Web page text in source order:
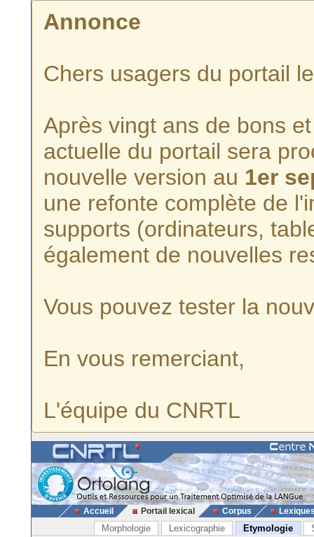
Annonce
Chers usagers du portail
Après vingt ans de bons
actuelle du portail sera
nouvelle version au 1er
une refonte complète de
supports (ordinateurs,
également de nouvelles
Vous pouvez tester la
En vous remerciant,
L'équipe du CNRTL
Accueil Portail lexical Corpus
Morphologie Lexicographie Etymologie